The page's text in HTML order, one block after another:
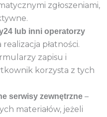
zgłoszeniami,
lub inni operatorzy
płatności.
zapisu i
korzysta z tych
serwisy zewnętrzne –
materiałów, jeżeli